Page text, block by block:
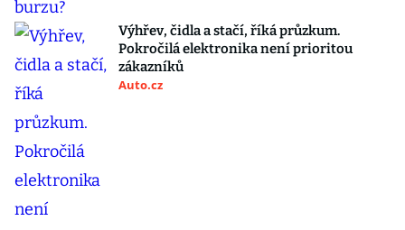
Výhřev, čidla a stačí, říká průzkum.
Pokročilá elektronika není prioritou
zákazníků
Auto.cz